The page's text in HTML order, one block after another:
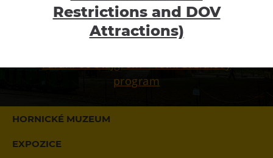
Informace na tel. 602 532 414. Adresa: Pod
Landekem 64, 725 29 Ostrava – Petřkovice
Fárání se štajgrem – letní zážitkový
program
Velký svět techniky
Malý svět techniky U6
Gong
Heligonka
HopJump
HORNICKÉ MUZEUM
EXPOZICE
Restrictions and DOV
Attractions)